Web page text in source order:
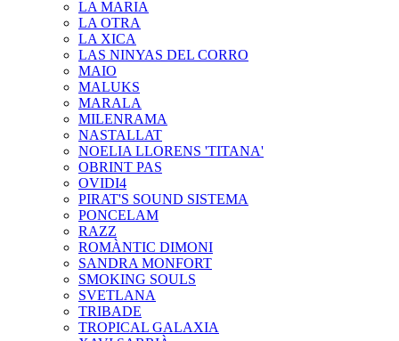
LA MARIA
LA OTRA
LA XICA
LAS NINYAS DEL CORRO
MAIO
MALUKS
MARALA
MILENRAMA
NASTALLAT
NOELIA LLORENS 'TITANA'
OBRINT PAS
OVIDI4
PIRAT'S SOUND SISTEMA
PONCELAM
RAZZ
ROMÀNTIC DIMONI
SANDRA MONFORT
SMOKING SOULS
SVETLANA
TRIBADE
TROPICAL GALAXIA